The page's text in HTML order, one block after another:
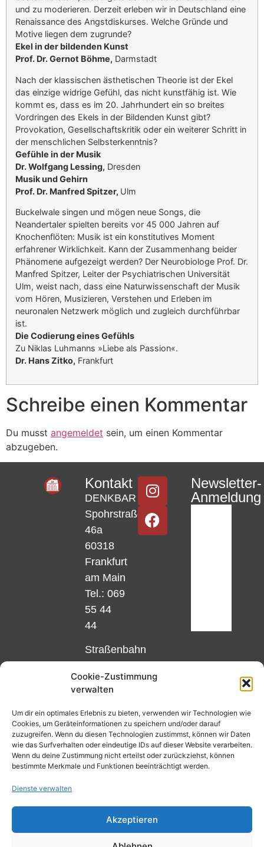
Cookie-Zustimmung
verwalten
Um dir ein optimales Erlebnis zu bieten, verwenden wir Technologien wie
Cookies, um Geräteinformationen zu speichern und/oder darauf
zuzugreifen. Wenn du diesen Technologien zustimmst, können wir Daten
wie das Surfverhalten oder eindeutige IDs auf dieser Website verarbeiten.
Wenn du deine Zustimmung nicht erteilst oder zurückziehst, können
bestimmte Merkmale und Funktionen beeinträchtigt werden.
Dienste verwalten
Akzeptieren
und zu moderieren. Derzeit erleben wir in Deutschland eine
Renaissance des Angstdiskurses. Welche Gründe und
Motive liegen dem zugrunde?
Ekel in der bildenden Kunst
Prof. Dr. Gernot Böhme, Darmstadt
Nach der klassischen ästhetischen Theorie ist der Ekel
das einzige widrige Gefühl, das nicht kunstfähig ist. Wie
kommt es, dass es im 20. Jahrhundert ein so breites
Vordringen des Ekels in der Bildenden Kunst gibt?
Provokation, Gesellschaftskritik oder ein weiterer Schritt in
der menschlichen Selbsterkenntnis?
Gefühle in der Musik
Dr. Wolfgang Lessing, Dresden
Musik und Gehirn
Prof. Dr. Manfred Spitzer, Ulm
Buckelwale singen und mögen neue Songs, die
Neandertaler spielten bereits vor 45 000 Jahren auf
Knochenflöten: Musik ist ein konstitutives Moment
erfahrener Wirklichkeit. Kann der Zusammenhang beider
Phänomene aufgezeigt werden? Der Neurobiologe Prof. Dr.
Manfred Spitzer, Leiter der Psychiatrischen Universität
Ulm, weist nach, dass eine Naturwissenschaft der Musik
vom Hören, Musizieren, Verstehen und Erleben im
neuronalen Netzwerk möglich und zugleich durchführbar
ist.
Die Codierung eines Gefühls
Zu Niklas Luhmanns »Liebe als Passion«.
Dr. Hans Zitko, Frankfurt
Schreibe einen Kommentar
Du musst angemeldet sein, um einen Kommentar
abzugeben.
Kontakt
DENKBAR
Spohrstraße
46a
60318
Frankfurt
am Main
Tel.: 069
55 44
44
Straßenbahn
und 12,
Matthias-
Beltz-
Platz
oder
Haltestelle
Nibelungenplatz/FH
Newsletter-
Anmeldung